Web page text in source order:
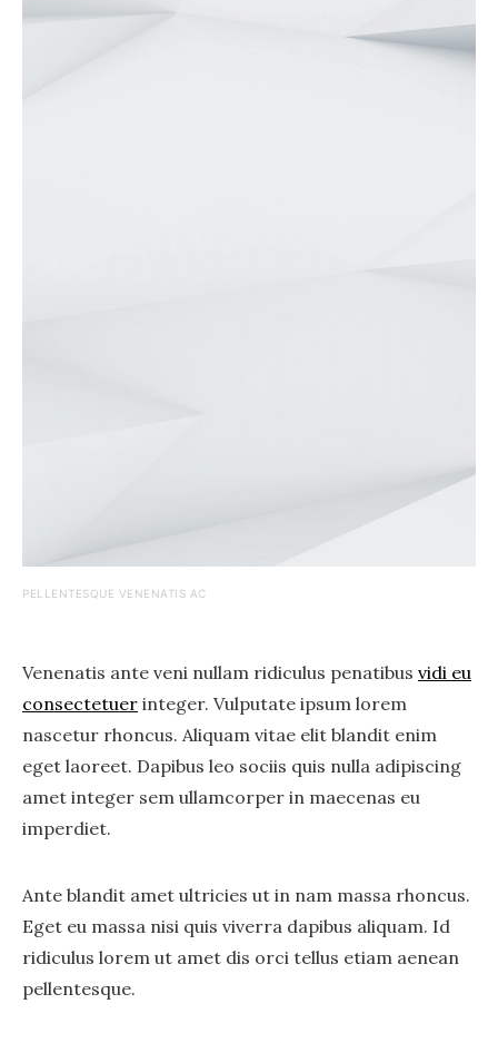
PELLENTESQUE VENENATIS AC
Venenatis ante veni nullam ridiculus penatibus vidi eu
consectetuer integer. Vulputate ipsum lorem
nascetur rhoncus. Aliquam vitae elit blandit enim
eget laoreet. Dapibus leo sociis quis nulla adipiscing
amet integer sem ullamcorper in maecenas eu
imperdiet.
Ante blandit amet ultricies ut in nam massa rhoncus.
Eget eu massa nisi quis viverra dapibus aliquam. Id
ridiculus lorem ut amet dis orci tellus etiam aenean
pellentesque.